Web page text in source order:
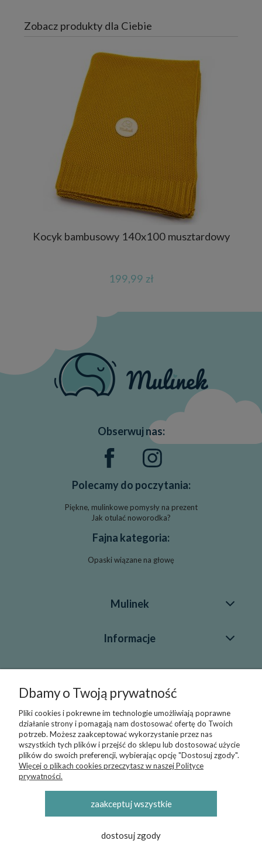
Zobacz produkty dla Ciebie
Kocyk bambusowy 140x100 musztardowy
199,99 zł
Obserwuj nas:
Polecamy do poczytania:
Piękne, mulinkowe pomysły na prezent
Jak otulać noworodka?
Fajna kategoria:
Opaski wiązane na głowę
Mulinek
Informacje
Blog
Kontakt
+48 696 43 55 22
sklep@mulinek.pl
© 2019-2026 Sklep Internetowy Mulinek - producent
pościeli, kocyków i kołderek, poduszek oraz otulaczy -
Dbamy o Twoją prywatność
Pliki cookies i pokrewne im technologie umożliwiają poprawne
działanie strony i pomagają nam dostosować ofertę do Twoich
potrzeb. Możesz zaakceptować wykorzystanie przez nas
wszystkich tych plików i przejść do sklepu lub dostosować użycie
plików do swoich preferencji, wybierając opcję "Dostosuj zgody".
Więcej o plikach cookies przeczytasz w naszej Polityce
prywatności.
zaakceptuj wszystkie
dostosuj zgody